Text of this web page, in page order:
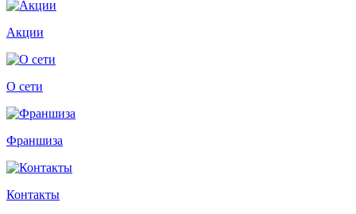
Акции
О сети
Франшиза
Контакты